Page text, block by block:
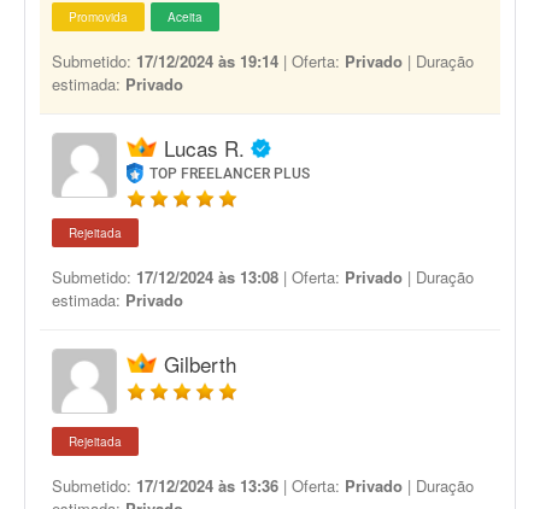
Promovida Aceita
Submetido: 17/12/2024 às 19:14 | Oferta: Privado | Duração
estimada: Privado
Lucas R.
TOP FREELANCER PLUS
Rejeitada
Submetido: 17/12/2024 às 13:08 | Oferta: Privado | Duração
estimada: Privado
Gilberth
Rejeitada
Submetido: 17/12/2024 às 13:36 | Oferta: Privado | Duração